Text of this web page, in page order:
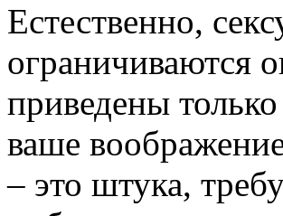
Естественно,
ограничиваются
приведены
ваше
– это штука,